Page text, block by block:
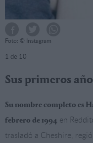
Foto: © Instagram
1 de 10
Sus primeros
Su nombre completo es
febrero de 1994 en
trasladó a Cheshire,